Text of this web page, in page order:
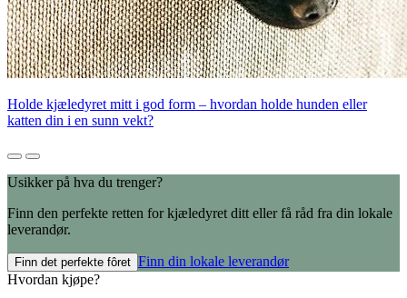
Holde kjæledyret mitt i god form – hvordan holde hunden eller
katten din i en sunn vekt?
Usikker på hva du trenger?
Finn den perfekte retten for kjæledyret ditt eller få råd fra din lokale
leverandør.
Finn det perfekte fôret Finn din lokale leverandør
Hvordan kjøpe?